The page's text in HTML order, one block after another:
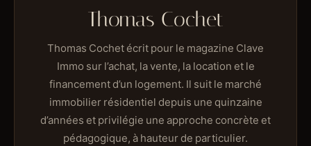
Thomas Cochet
Thomas Cochet écrit pour le magazine Clave
Immo sur l’achat, la vente, la location et le
financement d’un logement. Il suit le marché
immobilier résidentiel depuis une quinzaine
d’années et privilégie une approche concrète et
pédagogique, à hauteur de particulier.